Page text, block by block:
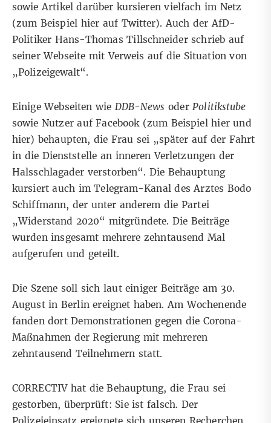
sowie Artikel darüber kursieren vielfach im Netz
(zum Beispiel hierauf Twitter). Auch der AfD-
Politiker Hans-Thomas Tillschneider schrieb auf
seinerWebseite mit Verweis auf die Situation von
„Polizeigewalt“.
Einige Webseiten wie DDB-News oderPolitikstube
sowie Nutzer auf Facebook (zum Beispielhierund
hier) behaupten, die Frau sei „später auf der Fahrt
in die Dienststelle an inneren Verletzungen der
Halsschlagader verstorben“. Die Behauptung
kursiert auch im Telegram-Kanal des Arztes Bodo
Schiffmann, der unter anderem die Partei
„Widerstand 2020“ mitgründete. Die Beiträge
wurden insgesamt mehrere zehntausend Mal
aufgerufen und geteilt.
Die Szene soll sich laut einiger Beiträgeam 30.
August in Berlin ereignet haben. Am Wochenende
fanden dortDemonstrationen gegen die Corona-
Maßnahmen der Regierung mit mehreren
zehntausend Teilnehmernstatt.
CORRECTIV hat die Behauptung, die Frau sei
gestorben, überprüft: Sie ist falsch. Der